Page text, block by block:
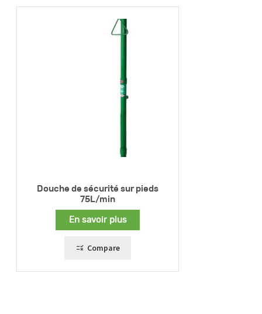
Douche de sécurité sur pieds
75L/min
En savoir plus
Compare